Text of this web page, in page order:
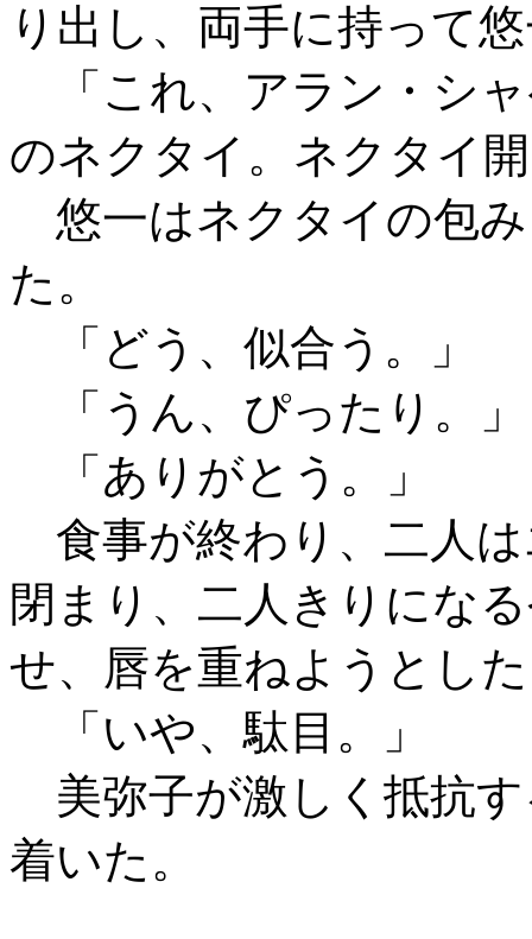
り出し、両手に持って
「これ、アラン・シ
のネクタイ。ネクタイ
悠一はネクタイの包
た。
「どう、似合う。」
「うん、ぴったり。」
「ありがとう。」
食事が終わり、二人
閉まり、二人きりにな
せ、唇を重ねようとし
「いや、駄目。」
美弥子が激しく抵抗
着いた。